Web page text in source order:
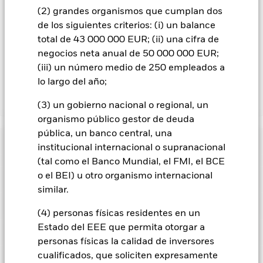
(2) grandes organismos que cumplan dos
de los siguientes criterios: (i) un balance
total de 43 000 000 EUR; (ii) una cifra de
negocios neta anual de 50 000 000 EUR;
(iii) un número medio de 250 empleados a
lo largo del año;
(3) un gobierno nacional o regional, un
organismo público gestor de deuda
pública, un banco central, una
institucional internacional o supranacional
(tal como el Banco Mundial, el FMI, el BCE
o el BEI) u otro organismo internacional
similar.
(4) personas físicas residentes en un
Estado del EEE que permita otorgar a
personas físicas la calidad de inversores
cualificados, que soliciten expresamente
los ingresos asociadas que se generen, y el 37,5% restante se
recibirá por BlackRock en calidad de agente de préstamo de
valores. Debido a que el reparto de los ingresos por préstamos
de valores no incrementa los costes de funcionamiento del
Fondo, esto ha quedado excluido de los gastos corrientes.
Mostrar menos
BGF Global Government Bond Fund
Rentabilidad
Gráfico de rendimiento
Rentabilidad
Los cambios en los tipos de interés, el riesgo de crédito y/o los
impagos de los emisores tendrán un impacto significativo en
calificados sin categoría de inversión pueden ser más
sensibles a estos riesgos que los valores de renta fija con
mejor calificación. Las rebajas de la calificación de solvencia
potenciales o reales pueden incrementar el nivel de riesgo.
Los derivados pueden ser muy sensibles a las variaciones del
valor del activo en que se basan y pueden aumentar el
Datos clave
Activos netos del Fondo
a 05 ago 2026
USD 769.404.764
Fecha de lanzamiento del
14 may 1987
Características del Fondo
Número de posiciones
Indicador de riesgo
Posiciones